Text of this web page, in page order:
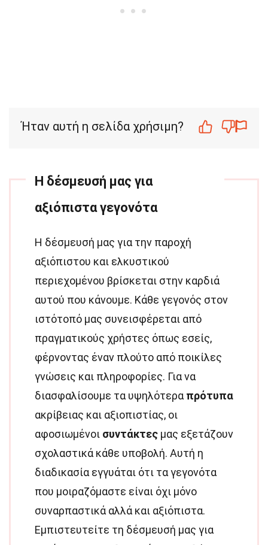
Ήταν αυτή η σελίδα χρήσιμη?
Η δέσμευσή μας για
αξιόπιστα γεγονότα
Η δέσμευσή μας για την παροχή
αξιόπιστου και ελκυστικού
περιεχομένου βρίσκεται στην καρδιά
αυτού που κάνουμε. Κάθε γεγονός στον
ιστότοπό μας συνεισφέρεται από
πραγματικούς χρήστες όπως εσείς,
φέρνοντας έναν πλούτο από ποικίλες
γνώσεις και πληροφορίες. Για να
διασφαλίσουμε τα υψηλότερα πρότυπα
ακρίβειας και αξιοπιστίας, οι
αφοσιωμένοι συντάκτες μας εξετάζουν
σχολαστικά κάθε υποβολή. Αυτή η
διαδικασία εγγυάται ότι τα γεγονότα
που μοιραζόμαστε είναι όχι μόνο
συναρπαστικά αλλά και αξιόπιστα.
Εμπιστευτείτε τη δέσμευσή μας για